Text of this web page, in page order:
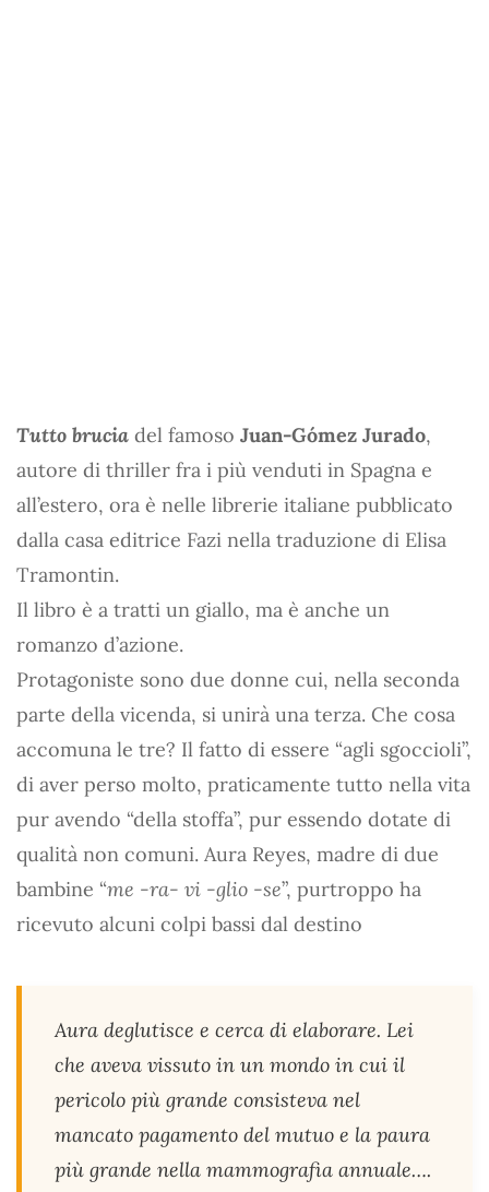
Tutto brucia del famoso Juan-Gómez Jurado,
autore di thriller fra i più venduti in Spagna e
all’estero, ora è nelle librerie italiane pubblicato
dalla casa editrice Fazi nella traduzione di Elisa
Tramontin.
Il libro è a tratti un giallo, ma è anche un
romanzo d’azione.
Protagoniste sono due donne cui, nella seconda
parte della vicenda, si unirà una terza. Che cosa
accomuna le tre? Il fatto di essere “agli sgoccioli”,
di aver perso molto, praticamente tutto nella vita
pur avendo “della stoffa”, pur essendo dotate di
qualità non comuni. Aura Reyes, madre di due
bambine “me -ra- vi -glio -se”, purtroppo ha
ricevuto alcuni colpi bassi dal destino
Aura deglutisce e cerca di elaborare. Lei
che aveva vissuto in un mondo in cui il
pericolo più grande consisteva nel
mancato pagamento del mutuo e la paura
più grande nella mammografia annuale….